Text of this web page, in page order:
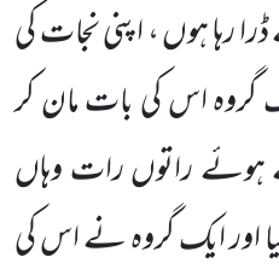
رہا ہوں ، اپنی نجات کی
گروہ اس کی بات مان کر
ہوئے راتوں رات وہاں
اور ایک گروہ نے اس کی